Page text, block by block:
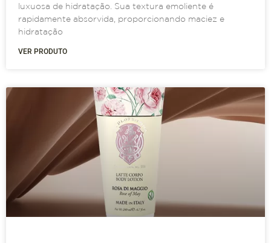
luxuosa de hidratação. Sua textura emoliente é
rapidamente absorvida, proporcionando maciez e
hidratação
VER PRODUTO